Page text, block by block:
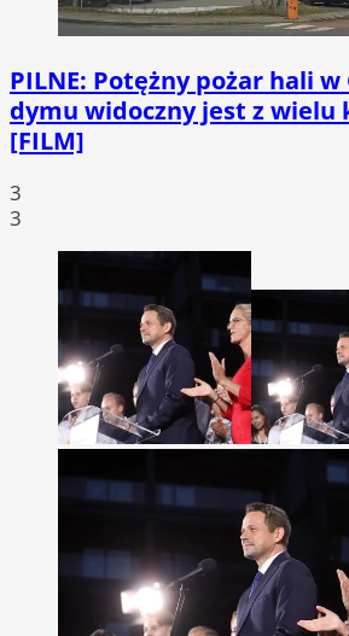
PILNE: Potężny pożar hali w
dymu widoczny jest z
[FILM]
3
3